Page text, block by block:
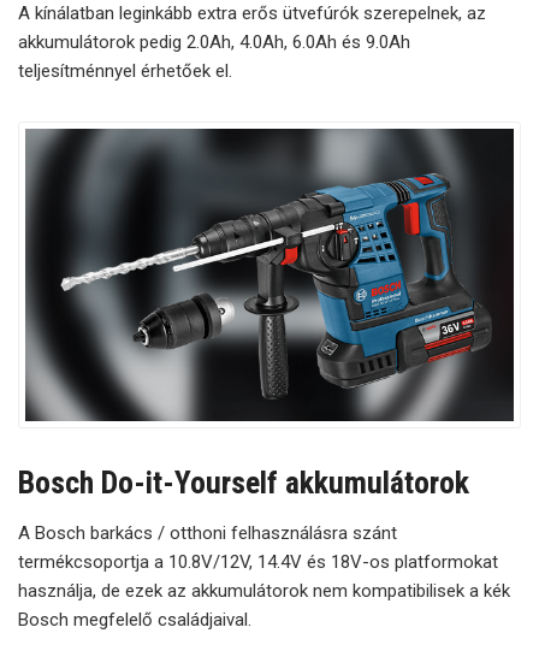
A kínálatban leginkább extra erős ütvefúrók szerepelnek, az
akkumulátorok pedig 2.0Ah, 4.0Ah, 6.0Ah és 9.0Ah
teljesítménnyel érhetőek el.
Bosch Do-it-Yourself akkumulátorok
A Bosch barkács / otthoni felhasználásra szánt
termékcsoportja a 10.8V/12V, 14.4V és 18V-os platformokat
használja, de ezek az akkumulátorok nem kompatibilisek a kék
Bosch megfelelő családjaival.